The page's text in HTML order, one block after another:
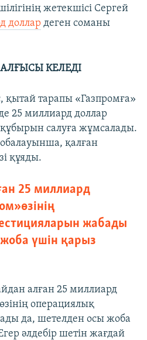
жетекшісі Сергей
доллар деген соманы
КЕЛЕДІ
қытай тарапы «Газпромға»
25 миллиард доллар
салуға жұмсалады.
қалған
құяды.
25 миллиард
өзінің
жабады
үшін қарыз
алған 25 миллиард
операциялық
да, шетелден осы жоба
әлдебір шетін жағдай